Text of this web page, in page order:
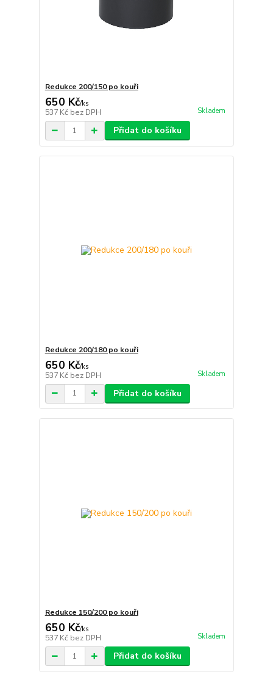
Redukce 200/150 po kouři
650 Kč/ks
537 Kč bez DPH Skladem
Přidat do košíku
Redukce 200/180 po kouři
650 Kč/ks
537 Kč bez DPH Skladem
Přidat do košíku
Redukce 150/200 po kouři
650 Kč/ks
537 Kč bez DPH Skladem
Přidat do košíku